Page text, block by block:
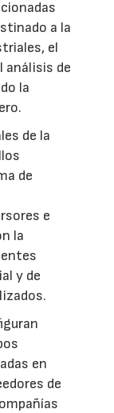
a la
el
análisis de
la
de la
de
e
la
y de
en
de